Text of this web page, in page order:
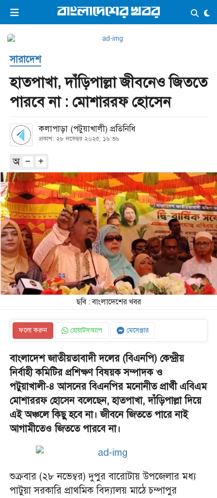
ভিডিও ই-পেপার লগইন ×
প্রচ্ছদ
সর্বশেষ
সব বিভাগ
আর্কাইভ
কনভার্টার
সারাদেশ
হাতপাখা, দাঁড়িপাল্লা জীবনেও জিততে
পারবে না : মোশাররফ হোসেন
কলাপাড়া (পটুয়াখালী) প্রতিনিধি
প্রকাশ: ২৮ নভেম্বর ২০২৫, ১৬:৩৬
অ
ছবি : বাংলাদেশের খবর
ফলো করুন হোয়াটসঅ্যাপ মেসেঞ্জার
বাংলাদেশ জাতীয়তাবাদী দলের (বিএনপি) কেন্দ্রীয়
নির্বাহী কমিটির প্রশিক্ষণ বিষয়ক সম্পাদক ও
পটুয়াখালী-৪ আসনের বিএনপির মনোনীত প্রার্থী এবিএম
মোশাররফ হোসেন বলেছেন, হাতপাখা, দাঁড়িপাল্লা দিয়ে
এই অঞ্চলে কিছু হবে না। জীবনে জিততে পারে নাই
আগামীতেও জিততে পারবে না।
শুক্রবার (২৮ নভেম্বর) দুপুর বারোটায় উপজেলার মধ্য
পাটুয়া সরকারি প্রাথমিক বিদ্যালয় মাঠে চম্পাপুর